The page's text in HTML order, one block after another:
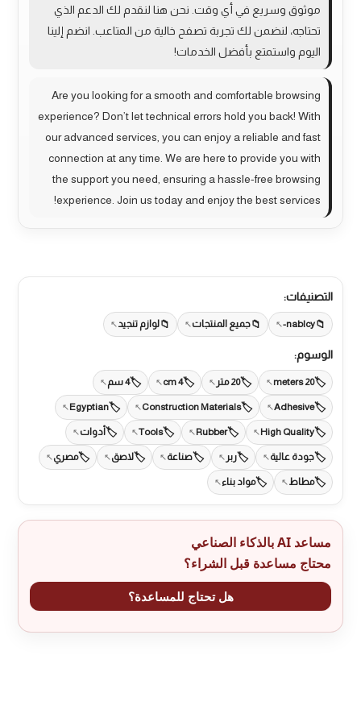
موثوق وسريع في أي وقت. نحن هنا لنقدم لك الدعم الذي
تحتاجه، لنضمن لك تجربة تصفح خالية من المتاعب. انضم إلينا
اليوم واستمتع بأفضل الخدمات!
Are you looking for a smooth and comfortable browsing
experience? Don’t let technical errors hold you back! With
our advanced services, you can enjoy a reliable and fast
connection at any time. We are here to provide you with
the support you need, ensuring a hassle-free browsing
experience. Join us today and enjoy the best services!
التصنيفات:
nablcy- جميع المنتجات لوازم تنجيد
الوسوم:
20 meters 20 متر 4 cm 4 سم
Adhesive
Construction Materials
Egyptian
High Quality
Rubber
Tools أدوات
جودة عالية ربر صناعة لاصق مصري
مطاط مواد بناء
مساعد AI بالذكاء الصناعي
محتاج مساعدة قبل الشراء؟
هل تحتاج للمساعدة؟